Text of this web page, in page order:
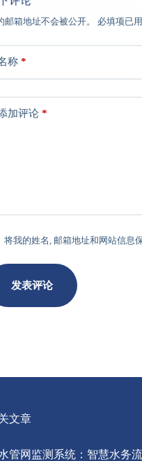
邮箱地址不会被公开。 必填项已用
称 *
加评论 *
将我的姓名, 邮箱地址和网站信息
发表评论
文章
管网监测系统：智慧水务流